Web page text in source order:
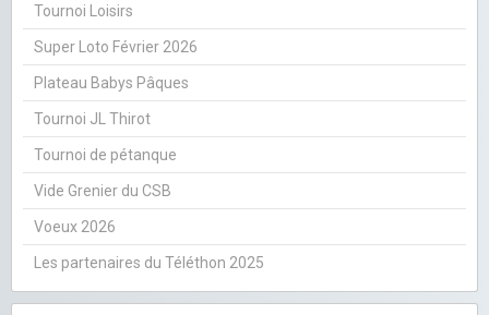
Tournoi Loisirs
Super Loto Février 2026
Plateau Babys Pâques
Tournoi JL Thirot
Tournoi de pétanque
Vide Grenier du CSB
Voeux 2026
Les partenaires du Téléthon 2025